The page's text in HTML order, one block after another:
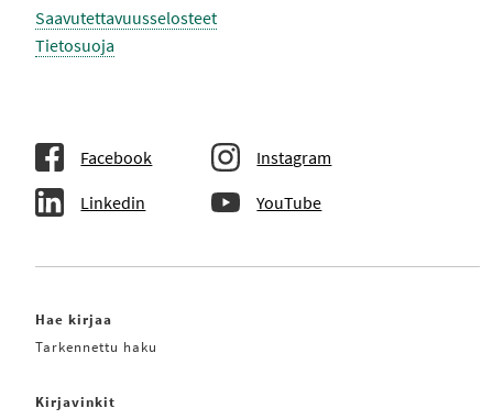
Saavutettavuusselosteet
Tietosuoja
Facebook Instagram
Linkedin YouTube
Hae kirjaa
Tarkennettu haku
Kirjavinkit